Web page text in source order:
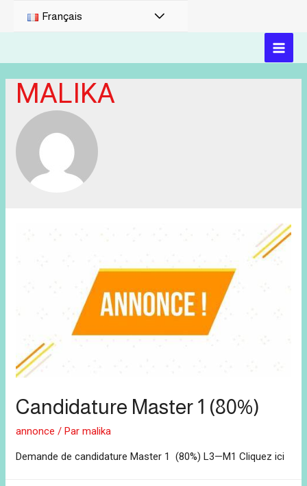
Français PERMUTATEUR
MENU
MALIKA
Candidature Master 1 (80%)
annonce / Parmalika
Demande de candidature Master 1 (80%) L3—M1 Cliquez ici